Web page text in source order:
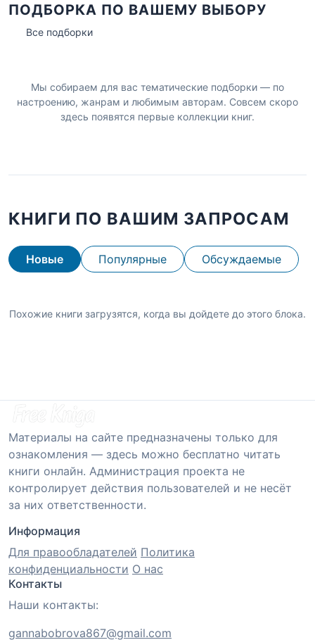
ПОДБОРКА ПО ВАШЕМУ ВЫБОРУ
Все подборки
Мы собираем для вас тематические подборки — по
настроению, жанрам и любимым авторам. Совсем скоро
здесь появятся первые коллекции книг.
КНИГИ ПО ВАШИМ ЗАПРОСАМ
Новые Популярные Обсуждаемые
Похожие книги загрузятся, когда вы дойдете до этого блока.
Материалы на сайте предназначены только для
ознакомления — здесь можно бесплатно читать
книги онлайн. Администрация проекта не
контролирует действия пользователей и не несёт
за них ответственности.
Информация
Для правообладателей Политика
конфиденциальности О нас
Контакты
Наши контакты:
gannabobrova867@gmail.com